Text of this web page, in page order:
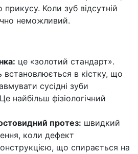
Коли зуб відсутній
неможливий.
це «золотий стандарт».
встановлюється в кістку, що
сусідні зуби
найбільш фізіологічний
протез: швидкий
коли дефект
що спирається на